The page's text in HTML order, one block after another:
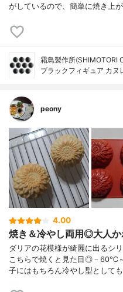
がしているので、簡単に焼き上
霜鳥製作所(SHIMOTORI
ブラックフィギュア カヌ
peony
4.00
焼き＆冷やし両用◎大人か
ダリアの花模様が綺麗に出るシ
こちらで焼くと見た目◎－60℃
子にはもちろん冷やし型として